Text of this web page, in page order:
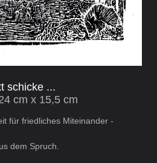
schicke ...
cm x 15,5 cm
für friedliches Miteinander -
dem Spruch.